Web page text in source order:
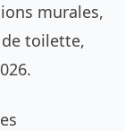
murales,
de toilette,